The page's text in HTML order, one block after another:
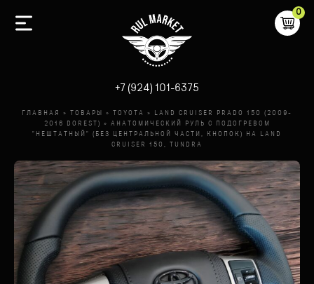
+7 (924) 101-6375
0
ГЛАВНАЯ » ТОВАРЫ » TOYOTA »
LAND CRUISER PRADO 150 (2009-
2016 DOREST)
»
АНАТОМИЧЕСКИЙ РУЛЬ C ПОДОГРЕВОМ
"НЕШТАТНЫЙ" (БЕЗ ЦЕНТРАЛЬНОЙ ЧАСТИ, КНОПОК) НА LAND
CRUISER 150, TUNDRA